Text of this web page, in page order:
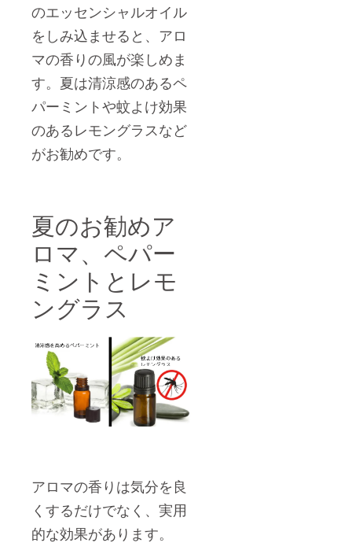
のエッセンシャルオイル
をしみ込ませると、アロ
マの香りの風が楽しめま
す。夏は清涼感のあるペ
パーミントや蚊よけ効果
のあるレモングラスなど
がお勧めです。
夏のお勧めア
ロマ、ペパー
ミントとレモ
ングラス
アロマの香りは気分を良
くするだけでなく、実用
的な効果があります。